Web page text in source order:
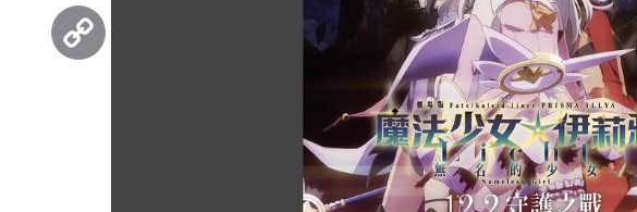
Threads